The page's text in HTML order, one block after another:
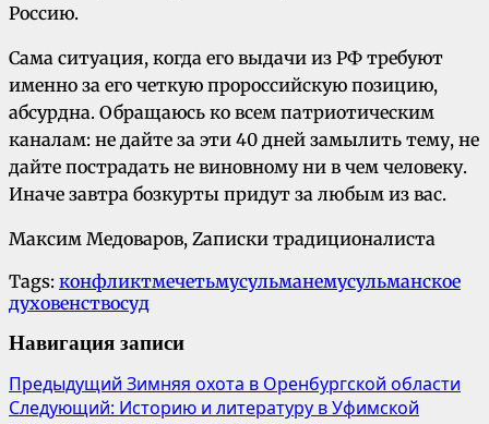
Россию.
Сама ситуация, когда его выдачи из РФ требуют
именно за его четкую пророссийскую позицию,
абсурдна. Обращаюсь ко всем патриотическим
каналам: не дайте за эти 40 дней замылить тему, не
дайте пострадать не виновному ни в чем человеку.
Иначе завтра бозкурты придут за любым из вас.
Максим Медоваров, Zаписки традиционалиста
Tags: конфликтмечетьмусульманемусульманское
духовенствосуд
Навигация записи
Предыдущий Зимняя охота в Оренбургской области
Следующий: Историю и литературу в Уфимской